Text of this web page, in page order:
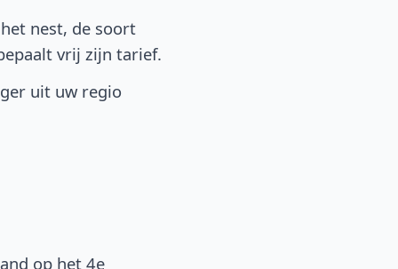
nest, de soort
vrij zijn tarief.
uit uw regio
op het 4e